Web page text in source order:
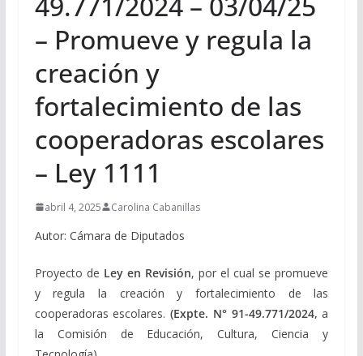
– Promueve y regula la
creación y
fortalecimiento de las
cooperadoras escolares
– Ley 1111
abril 4, 2025 Carolina Cabanillas
Autor: Cámara de Diputados
Proyecto de Ley en Revisión, por el cual se promueve
y regula la creación y fortalecimiento de las
cooperadoras escolares.(Expte. N° 91-49.771/2024,a
la Comisión de Educación, Cultura, Ciencia y